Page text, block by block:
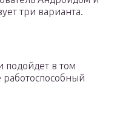
три варианта.
подойдет в том